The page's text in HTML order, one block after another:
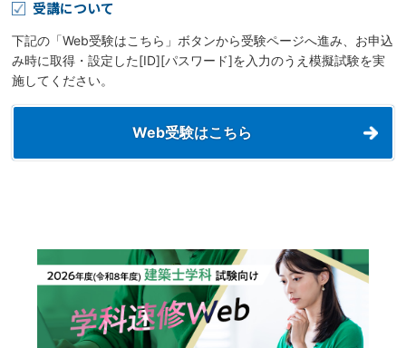
受講について
下記の「Web受験はこちら」ボタンから受験ページへ進み、お申込
み時に取得・設定した[ID][パスワード]を入力のうえ模擬試験を実
施してください。
Web受験はこちら